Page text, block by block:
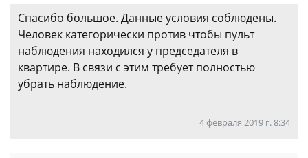
Спасибо большое. Данные условия соблюдены.
Человек категорически против чтобы пульт
наблюдения находился у председателя в
квартире. В связи с этим требует полностью
убрать наблюдение.
4 февраля 2019 г. 8:34